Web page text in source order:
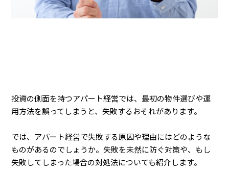
投資の側面を持つアパート経営では、最初の物件選びや運
用方法を誤ってしまうと、失敗するおそれがあります。
では、アパート経営で失敗する原因や理由にはどのような
ものがあるのでしょうか。失敗を未然に防ぐ対策や、もし
失敗してしまった場合の対処法についても紹介します。